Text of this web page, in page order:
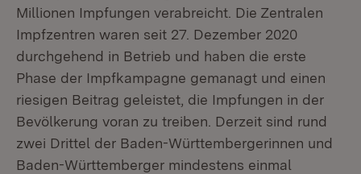
Millionen Impfungen verabreicht. Die Zentralen
Impfzentren waren seit 27. Dezember 2020
durchgehend in Betrieb und haben die erste
Phase der Impfkampagne gemanagt und einen
riesigen Beitrag geleistet, die Impfungen in der
Bevölkerung voran zu treiben. Derzeit sind rund
zwei Drittel der Baden-Württembergerinnen und
Baden-Württemberger mindestens einmal